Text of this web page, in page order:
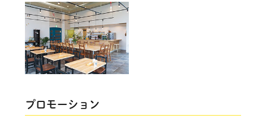
プロモーション